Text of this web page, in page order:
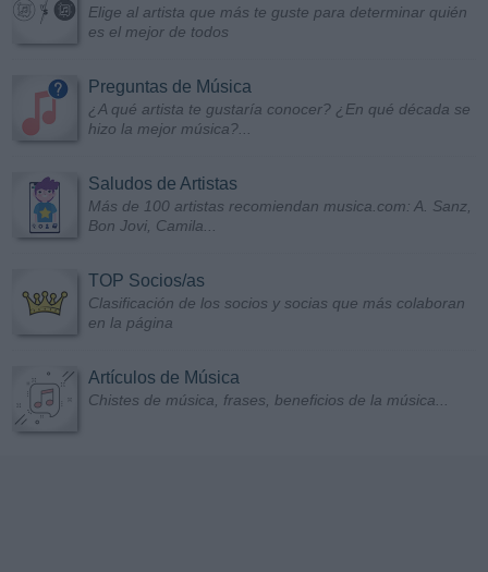
Elige al artista que más te guste para determinar quién
es el mejor de todos
Preguntas de Música
¿A qué artista te gustaría conocer? ¿En qué década se
hizo la mejor música?...
Saludos de Artistas
Más de 100 artistas recomiendan musica.com: A. Sanz,
Bon Jovi, Camila...
TOP Socios/as
Clasificación de los socios y socias que más colaboran
en la página
Artículos de Música
Chistes de música, frases, beneficios de la música...